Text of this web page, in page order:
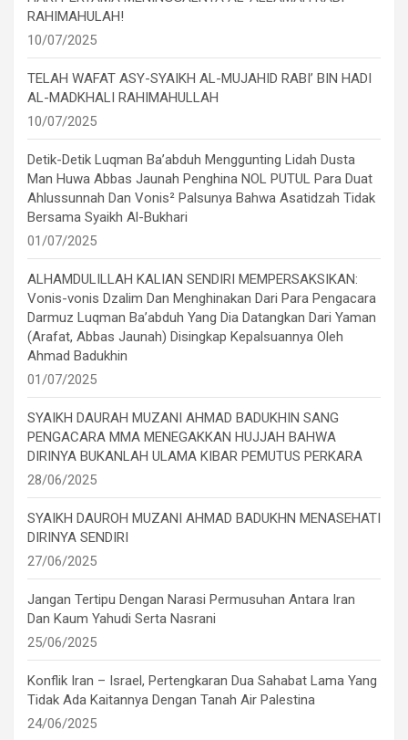
RAHIMAHULAH!
10/07/2025
TELAH WAFAT ASY-SYAIKH AL-MUJAHID RABI’ BIN HADI
AL-MADKHALI RAHIMAHULLAH
10/07/2025
Detik-Detik Luqman Ba’abduh Menggunting Lidah Dusta
Man Huwa Abbas Jaunah Penghina NOL PUTUL Para Duat
Ahlussunnah Dan Vonis² Palsunya Bahwa Asatidzah Tidak
Bersama Syaikh Al-Bukhari
01/07/2025
ALHAMDULILLAH KALIAN SENDIRI MEMPERSAKSIKAN:
Vonis-vonis Dzalim Dan Menghinakan Dari Para Pengacara
Darmuz Luqman Ba’abduh Yang Dia Datangkan Dari Yaman
(Arafat, Abbas Jaunah) Disingkap Kepalsuannya Oleh
Ahmad Badukhin
01/07/2025
SYAIKH DAURAH MUZANI AHMAD BADUKHIN SANG
PENGACARA MMA MENEGAKKAN HUJJAH BAHWA
DIRINYA BUKANLAH ULAMA KIBAR PEMUTUS PERKARA
28/06/2025
SYAIKH DAUROH MUZANI AHMAD BADUKHN MENASEHATI
DIRINYA SENDIRI
27/06/2025
Jangan Tertipu Dengan Narasi Permusuhan Antara Iran
Dan Kaum Yahudi Serta Nasrani
25/06/2025
Konflik Iran – Israel, Pertengkaran Dua Sahabat Lama Yang
Tidak Ada Kaitannya Dengan Tanah Air Palestina
24/06/2025